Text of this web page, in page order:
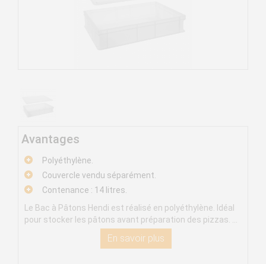
Avantages
Polyéthylène.
Couvercle vendu séparément.
Contenance : 14 litres.
Le Bac à Pâtons Hendi est réalisé en polyéthylène. Idéal
pour stocker les pâtons avant préparation des pizzas. ...
En savoir plus